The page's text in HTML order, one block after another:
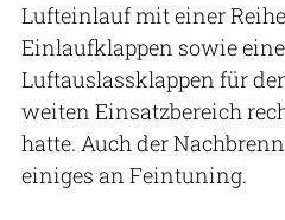
Lufteinlauf mit einer
Einlaufklappen sowie
Luftauslassklappen für
weiten Einsatzbereich
hatte. Auch der
einiges an Feintuning.